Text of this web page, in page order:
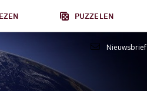
PUZZELEN
Nieuwsbrief